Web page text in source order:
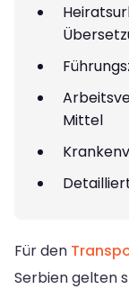
Mittel
Für den
Serbien gelten